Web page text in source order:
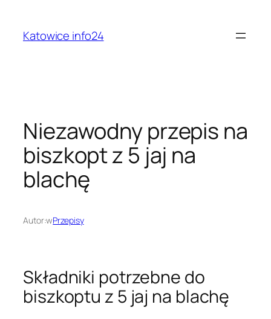
treściKatowice info24
Niezawodny przepis na
biszkopt z 5 jaj na
blachę
Autor:wPrzepisy
Składniki potrzebne do
biszkoptu z 5 jaj na blachę